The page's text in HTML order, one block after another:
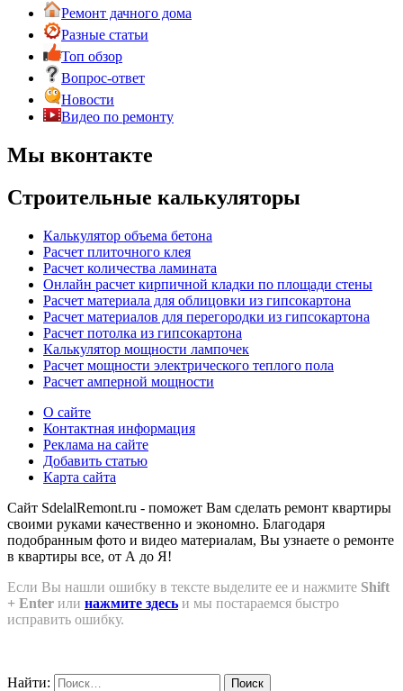
Ремонт дачного дома
Разные статьи
Топ обзор
Вопрос-ответ
Новости
Видео по ремонту
Мы вконтакте
Строительные калькуляторы
Калькулятор объема бетона
Расчет плиточного клея
Расчет количества ламината
Онлайн расчет кирпичной кладки по площади стены
Расчет материала для облицовки из гипсокартона
Расчет материалов для перегородки из гипсокартона
Расчет потолка из гипсокартона
Калькулятор мощности лампочек
Расчет мощности электрического теплого пола
Расчет амперной мощности
О сайте
Контактная информация
Реклама на сайте
Добавить статью
Карта сайта
Сайт SdelalRemont.ru - поможет Вам сделать ремонт квартиры
своими руками качественно и экономно. Благодаря
подобранным фото и видео материалам, Вы узнаете о ремонте
в квартиры все, от А до Я!
Если Вы нашли ошибку в тексте выделите ее и нажмите Shift
+ Enter или нажмите здесь и мы постараемся быстро
исправить ошибку.
Найти: